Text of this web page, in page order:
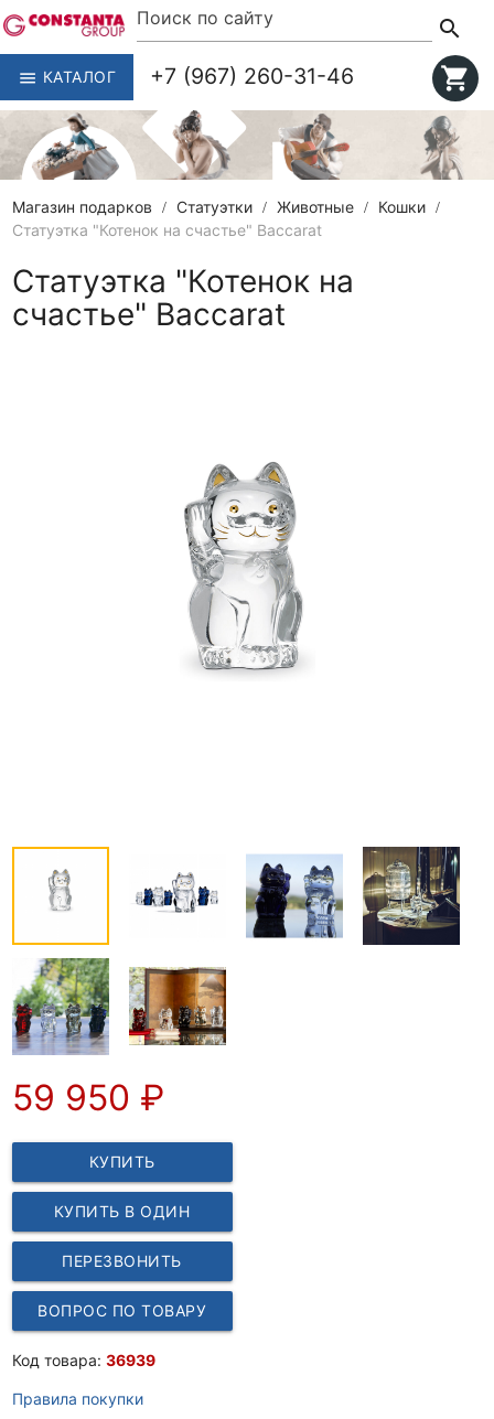
menu КАТАЛОГ
search
+7 (967) 260-31-46
shopping_cart
Магазин подарков Статуэтки Животные
Кошки
Статуэтка "Котенок на счастье" Baccarat
Статуэтка "Котенок на
счастье" Baccarat
59 950 ₽
КУПИТЬ
КУПИТЬ В ОДИН
КЛИК
ПЕРЕЗВОНИТЬ
ВОПРОС ПО ТОВАРУ
Код товара: 36939
Правила покупки